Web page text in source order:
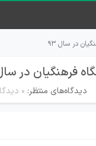
در سال ۹۳
فرهنگیان در سال
دیدگاه‌های منتظر: ۰ دیدگاه